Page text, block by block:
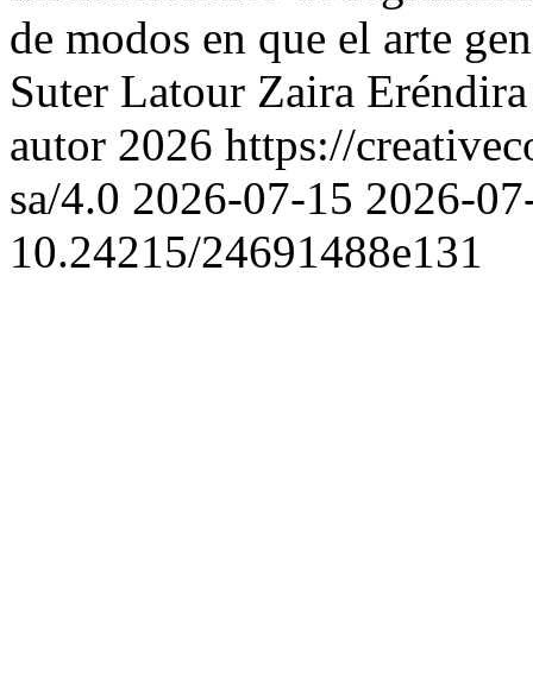
de modos en que el arte
Suter Latour Zaira
autor 2026 https://
sa/4.0 2026-07-15 2026-
10.24215/24691488e131